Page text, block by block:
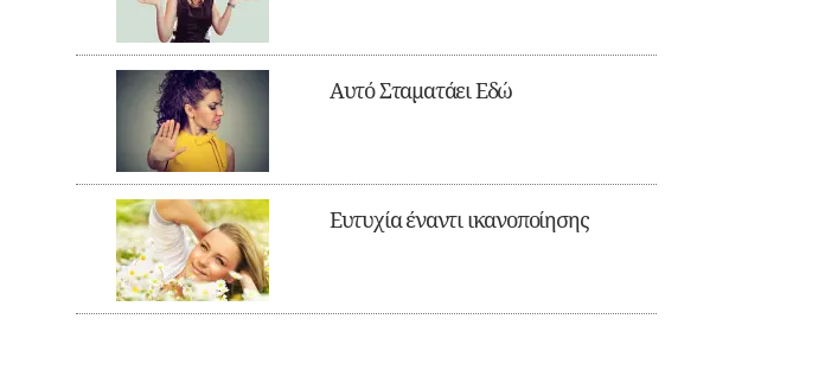
Αυτό Σταματάει Εδώ
Ευτυχία έναντι ικανοποίησης